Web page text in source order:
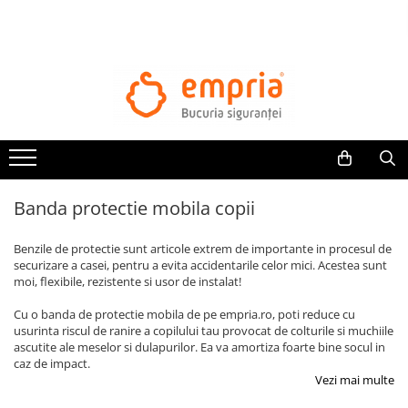
Bariere protectie pentru pat
Protectii mobilier
Protectie colturi mobila copii
Sigurante pentru sertare si usi
Sigurante geamuri si usi glisante
Kituri de siguranta pentru copii si
bebelusi
Banda protectie mobila copii
Benzile de protectie sunt articole extrem de importante in procesul de
securizare a casei, pentru a evita accidentarile celor mici. Acestea sunt
moi, flexibile, rezistente si usor de instalat!
Cu o banda de protectie mobila de pe empria.ro, poti reduce cu
usurinta riscul de ranire a copilului tau provocat de colturile si muchiile
ascutite ale meselor si dulapurilor. Ea va amortiza foarte bine socul in
caz de impact.
Vezi mai multe